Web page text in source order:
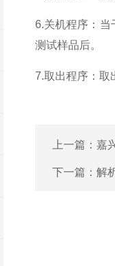
6.关机程序：当
测试样品后。
7.取出程序：取
上一篇： 嘉
下一篇： 解